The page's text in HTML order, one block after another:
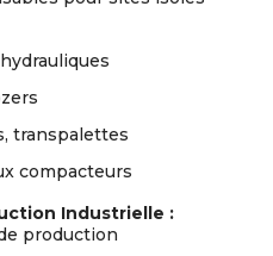
transpalettes
compacteurs
Industrielle :
production